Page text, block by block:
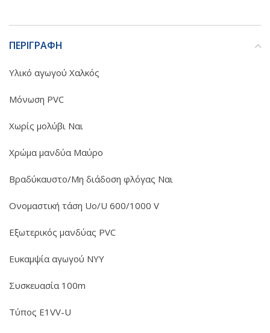
ΠΕΡΙΓΡΑΦΗ
Υλικό αγωγού Χαλκός
Μόνωση PVC
Χωρίς μολύβι Ναι
Χρώμα μανδύα Μαύρο
Βραδύκαυστο/Μη διάδοση φλόγας Ναι
Ονομαστική τάση Uo/U 600/1000 V
Εξωτερικός μανδύας PVC
Ευκαμψία αγωγού NYY
Συσκευασία 100m
Τύπος E1VV-U